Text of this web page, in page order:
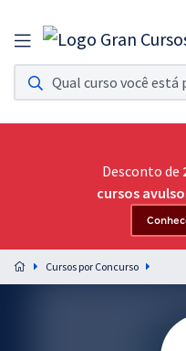
Assinatura Ilimitada 11
Acesso a todos os cursos. Teste
Assinatura OAB Até
Acesso ilimitado a toda
Preparação completa e intensiva
residências em saúde do Brasil
Desconto de
cursos
Cursos por Concurso